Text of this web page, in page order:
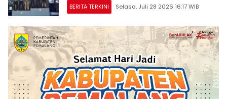
BERITA TERKINI Selasa, Juli 28 2026 16:17 WIB